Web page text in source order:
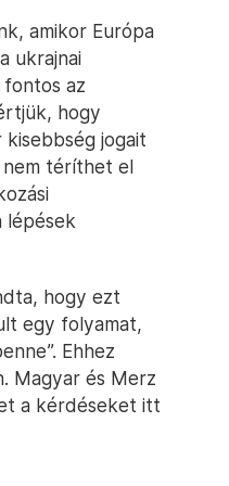
amikor Európa
ukrajnai
az
hogy
jogait
nem téríthet el
lépések
hogy ezt
egy folyamat,
Ehhez
Magyar és Merz
a kérdéseket itt